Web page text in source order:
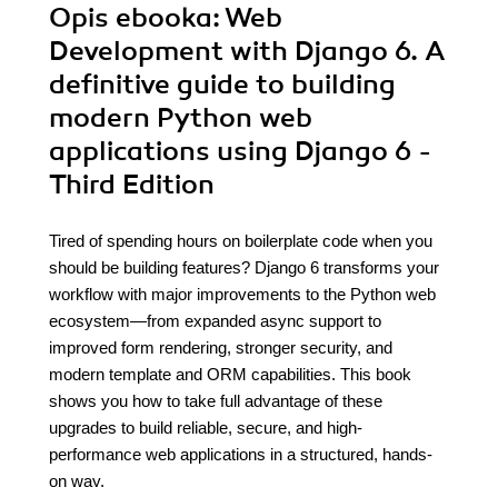
Opis ebooka: Web
Development with Django 6. A
definitive guide to building
modern Python web
applications using Django 6 -
Third Edition
Tired of spending hours on boilerplate code when you
should be building features? Django 6 transforms your
workflow with major improvements to the Python web
ecosystem—from expanded async support to
improved form rendering, stronger security, and
modern template and ORM capabilities. This book
shows you how to take full advantage of these
upgrades to build reliable, secure, and high-
performance web applications in a structured, hands-
on way.